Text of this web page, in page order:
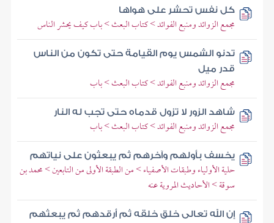
كل نفس تحشر على هواها
مجمع الزوائد ومنبع الفوائد > كتاب البعث > باب كيف يحشر الناس
تدنو الشمس يوم القيامة حتى تكون من الناس
قدر ميل
مجمع الزوائد ومنبع الفوائد > كتاب البعث > باب
شاهد الزور لا تزول قدماه حتى تجب له النار
مجمع الزوائد ومنبع الفوائد > كتاب البعث > باب
يخسف بأولهم وآخرهم ثم يبعثون على نياتهم
حلية الأولياء وطبقات الأصفياء > من الطبقة الأولى من التابعين > محمد بن
سوقة > الأحاديث المروية عنه
إن الله تعالى خلق خلقه ثم أرقدهم ثم يبعثهم